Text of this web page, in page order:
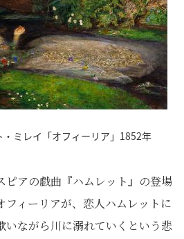
ミレイ「オフィーリア」1852年
ピアの戯曲『ハムレット』の登場
フィーリアが、恋人ハムレットに
いながら川に溺れていくという悲